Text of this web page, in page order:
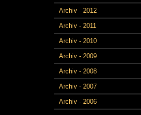
Archiv - 2012
Archiv - 2011
Archiv - 2010
Archiv - 2009
Archiv - 2008
Archiv - 2007
Archiv - 2006